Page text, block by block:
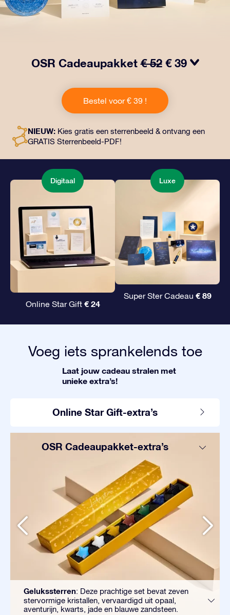
OSR Cadeaupakket€ 52 € 39
cadeau bevat een prachtige envelop en
gepersonaliseerde documenten die naar een adres
naar keuze worden verzonden, evenals digitale
een magische manier om een blijvend cadeau te geven
aan vrienden en dierbaren.
Bestel voor € 39 !
NIEUW: Kies gratis een sterrenbeeld & ontvang een
GRATIS Sterrenbeeld-PDF!
Digitaal
Online Star Gift € 24
Luxe
Super Ster Cadeau € 89
Voeg iets sprankelends toe
Laat jouw cadeau stralen met
unieke extra’s!
Online Star Gift-extra’s
OSR Cadeaupakket-extra’s
Gelukssterren: Deze prachtige set bevat zeven
stervormige kristallen, vervaardigd uit opaal,
aventurijn, kwarts, jade en blauwe zandsteen.